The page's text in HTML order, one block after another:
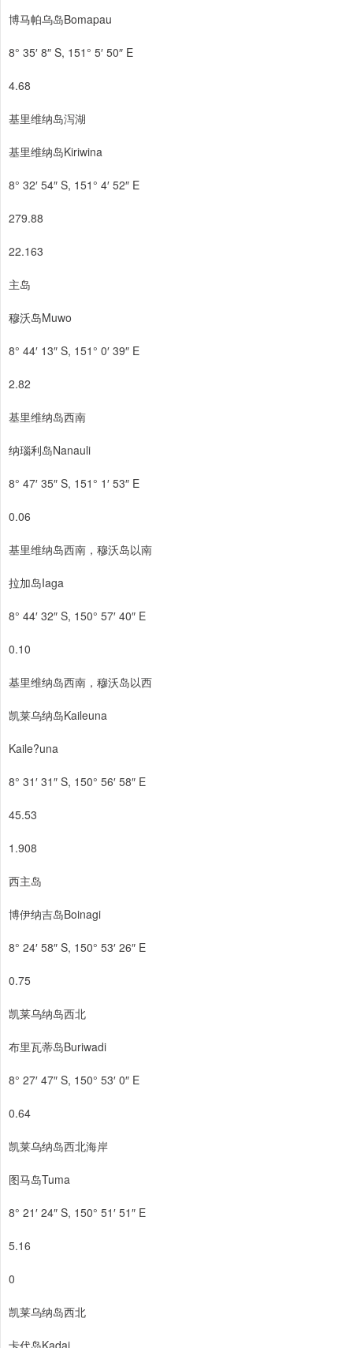
博马帕乌岛Bomapau
8° 35′ 8″ S, 151° 5′ 50″ E
4.68
基里维纳岛泻湖
基里维纳岛Kiriwina
8° 32′ 54″ S, 151° 4′ 52″ E
279.88
22.163
主岛
穆沃岛Muwo
8° 44′ 13″ S, 151° 0′ 39″ E
2.82
基里维纳岛西南
纳瑙利岛Nanauli
8° 47′ 35″ S, 151° 1′ 53″ E
0.06
基里维纳岛西南，穆沃岛以南
拉加岛Iaga
8° 44′ 32″ S, 150° 57′ 40″ E
0.10
基里维纳岛西南，穆沃岛以西
凯莱乌纳岛Kaileuna
Kaile?una
8° 31′ 31″ S, 150° 56′ 58″ E
45.53
1.908
西主岛
博伊纳吉岛Boinagi
8° 24′ 58″ S, 150° 53′ 26″ E
0.75
凯莱乌纳岛西北
布里瓦蒂岛Buriwadi
8° 27′ 47″ S, 150° 53′ 0″ E
0.64
凯莱乌纳岛西北海岸
图马岛Tuma
8° 21′ 24″ S, 150° 51′ 51″ E
5.16
0
凯莱乌纳岛西北